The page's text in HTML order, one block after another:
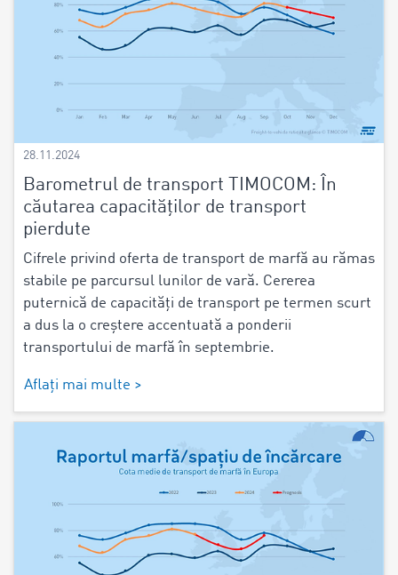
28.11.2024
Barometrul de transport TIMOCOM: În
căutarea capacităților de transport
pierdute
Cifrele privind oferta de transport de marfă au rămas
stabile pe parcursul lunilor de vară. Cererea
puternică de capacități de transport pe termen scurt
a dus la o creștere accentuată a ponderii
transportului de marfă în septembrie.
Aflați mai multe >